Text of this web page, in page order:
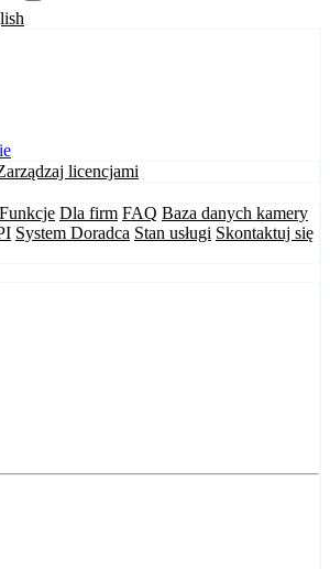
licencjami
Funkcje Dla firm FAQ Baza danych kamery
System Doradca Stan usługi Skontaktuj się